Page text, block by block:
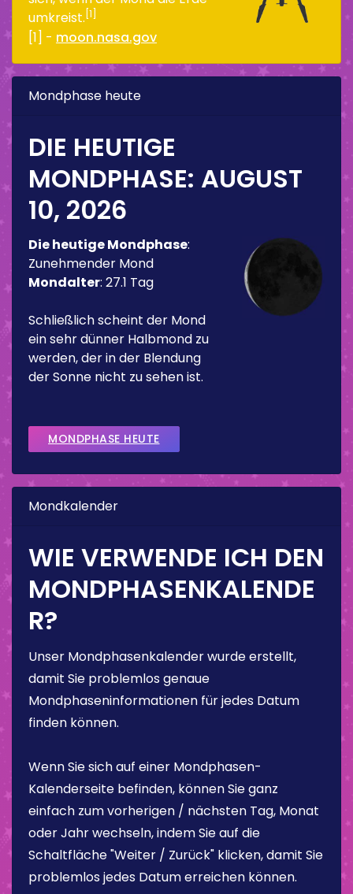
umkreist. [1]
[1] - moon.nasa.gov
Mondphase heute
DIE HEUTIGE
MONDPHASE: AUGUST
10, 2026
Die heutige Mondphase:
Zunehmender Mond
Mondalter: 27.1 Tag
Schließlich scheint der Mond
ein sehr dünner Halbmond zu
werden, der in der Blendung
der Sonne nicht zu sehen ist.
MONDPHASE HEUTE
Mondkalender
WIE VERWENDE ICH DEN
MONDPHASENKALENDE
R?
Unser Mondphasenkalender wurde erstellt,
damit Sie problemlos genaue
Mondphaseninformationen für jedes Datum
finden können.
Wenn Sie sich auf einer Mondphasen-
Kalenderseite befinden, können Sie ganz
einfach zum vorherigen / nächsten Tag, Monat
oder Jahr wechseln, indem Sie auf die
Schaltfläche "Weiter / Zurück" klicken, damit Sie
problemlos jedes Datum erreichen können.